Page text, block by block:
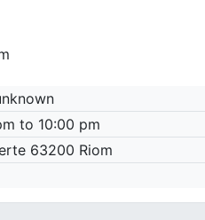
to 10:00 pm
63200 Riom